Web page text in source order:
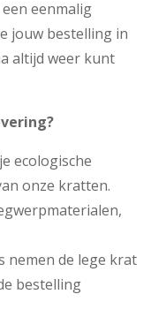
eenmalig
jouw bestelling in
altijd weer kunt
ecologische
onze kratten.
nemen de lege krat
bestelling